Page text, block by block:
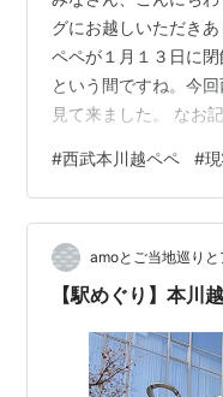
グにお越しいただき
ペペが１月１３日に
という間ですね。今
見て来ました。 なお
す。 閉館したペペ全
に見えます。 ですが
ョップはシャッター
ないのがわかります。
す。 西武線本川越駅
#西武本川越ペペ #
amoとご当地巡りと
【駅めぐり】本川